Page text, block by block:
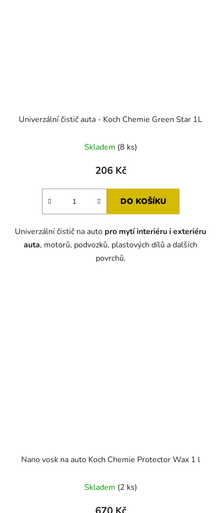
Univerzální čistič auta - Koch Chemie Green Star 1L
Skladem (8 ks)
206 Kč
DO KOŠÍKU
Univerzální čistič na auto pro mytí interiéru i exteriéru
auta, motorů, podvozků, plastových dílů a dalších
povrchů.
Nano vosk na auto Koch Chemie Protector Wax 1 l
Skladem (2 ks)